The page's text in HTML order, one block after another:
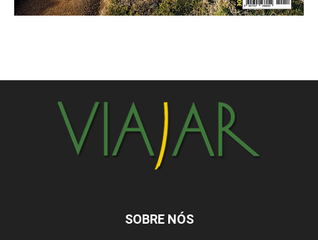
SOBRE NÓS